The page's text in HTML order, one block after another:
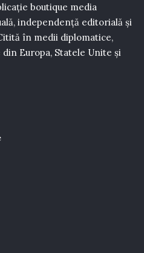
boutique media
independență editorială și
în medii diplomatice,
Europa, Statele Unite și